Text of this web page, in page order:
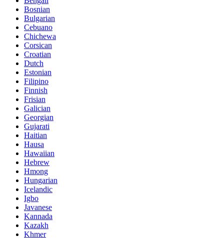
Bosnian
Bulgarian
Cebuano
Chichewa
Corsican
Croatian
Dutch
Estonian
Filipino
Finnish
Frisian
Galician
Georgian
Gujarati
Haitian
Hausa
Hawaiian
Hebrew
Hmong
Hungarian
Icelandic
Igbo
Javanese
Kannada
Kazakh
Khmer